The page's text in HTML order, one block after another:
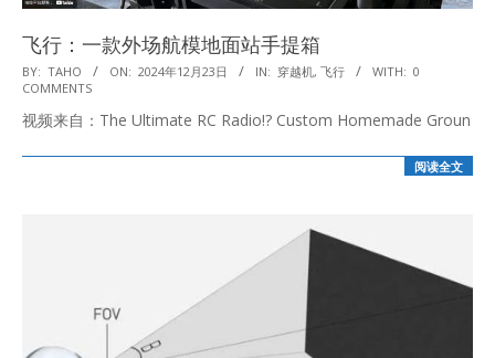
飞行：一款外场航模地面站手提箱
2024-
12-
23
BY: TAHO ON: 2024年12月23日 IN: 穿越机, 飞行 WITH: 0
COMMENTS
视频来自：The Ultimate RC Radio!? Custom Homemade Groun
阅读全文